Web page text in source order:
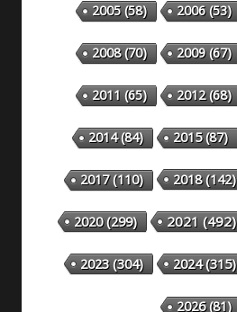
2005(58) 2006(53)
2008(70) 2009(67)
2011 (65) 2012(68)
2014(84) 2015(87)
2017(110) 2018(142)
2020(299) 2021(492)
2023(304) 2024(315)
2026(81)